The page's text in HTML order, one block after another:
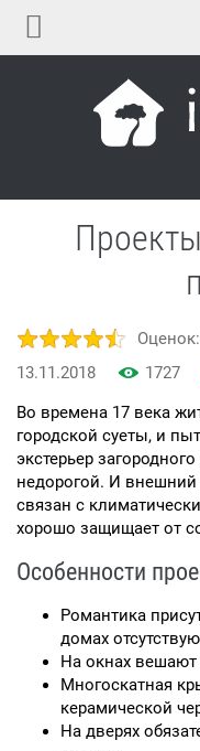
Оценок:
13.11.2018
1727
Во времена 17 века
городской суеты, и
экстерьер
недорогой. И
связан с
хорошо защищает от
Особенности
Романтика
домах
На окнах
Многоскатная
керамической
На дверях